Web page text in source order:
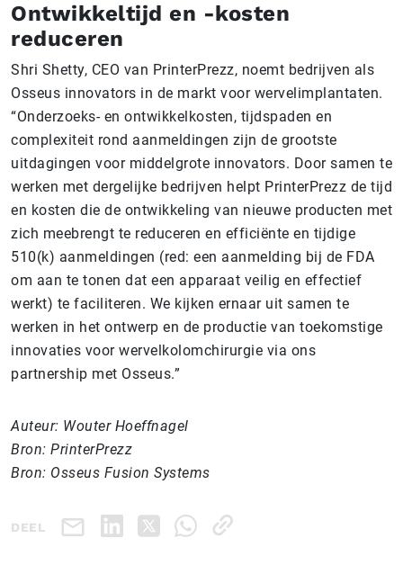
Ontwikkeltijd en -kosten
reduceren
Shri Shetty, CEO van PrinterPrezz, noemt bedrijven als
Osseus innovators in de markt voor wervelimplantaten.
“Onderzoeks- en ontwikkelkosten, tijdspaden en
complexiteit rond aanmeldingen zijn de grootste
uitdagingen voor middelgrote innovators. Door samen te
werken met dergelijke bedrijven helpt PrinterPrezz de tijd
en kosten die de ontwikkeling van nieuwe producten met
zich meebrengt te reduceren en efficiënte en tijdige
510(k) aanmeldingen (red: een aanmelding bij de FDA
om aan te tonen dat een apparaat veilig en effectief
werkt) te faciliteren. We kijken ernaar uit samen te
werken in het ontwerp en de productie van toekomstige
innovaties voor wervelkolomchirurgie via ons
partnership met Osseus.”
Auteur: Wouter Hoeffnagel
Bron: PrinterPrezz
Bron: Osseus Fusion Systems
DEEL